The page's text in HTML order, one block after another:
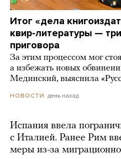
Итог «дела
квир-литературы —
приговора
За этим процессом мог
а избежать новых
Мединский, выяснила
НОВОСТИ день назад
Испания ввела
с Италией. Ранее Рим
меры из-за